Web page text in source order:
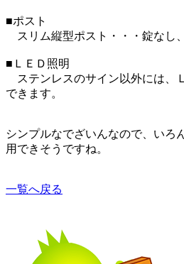
■ポスト
スリム縦型ポスト・・・錠なし
■ＬＥＤ照明
ステンレスのサイン以外には、
できます。
シンプルなでざいんなので、いろ
用できそうですね。
一覧へ戻る